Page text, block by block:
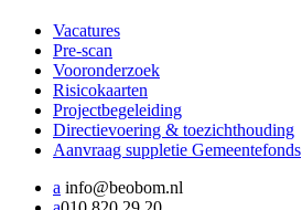
Vacatures
Pre-scan
Vooronderzoek
Risicokaarten
Projectbegeleiding
Directievoering & toezichthouding
Aanvraag suppletie Gemeentefonds
a info@beobom.nl